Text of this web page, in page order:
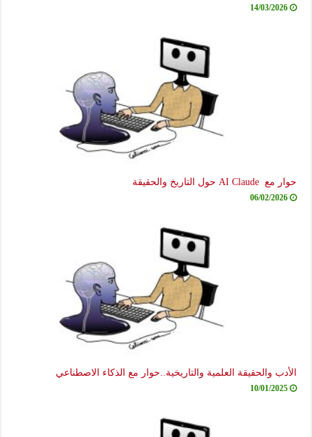
14/03/2026
حوار مع AI Claude حول التاريخ والحقيقة
06/02/2026
الأدب والحقيقة العلمية والتاريخية..حوار مع الذكاء الاصطناعي
10/01/2025